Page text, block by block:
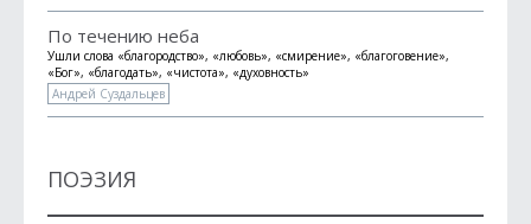
По течению неба
Ушли слова «благородство», «любовь», «смирение», «благоговение»,
«Бог», «благодать», «чистота», «духовность»
Андрей Суздальцев
ПОЭЗИЯ